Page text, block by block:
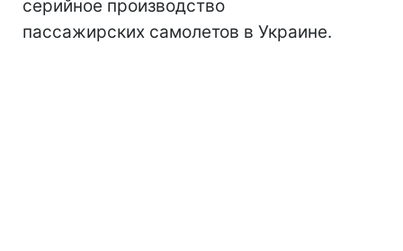
серийное производство
пассажирских самолетов в Украине.